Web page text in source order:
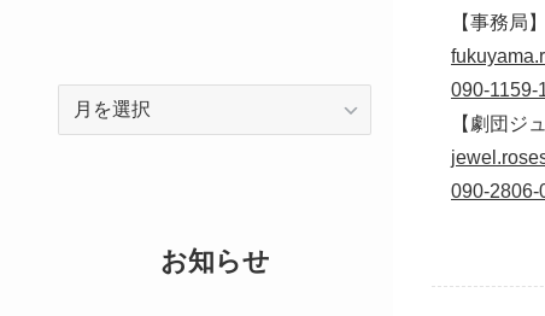
【事務局】
090-1159-
【劇団ジ
090-2806-
ー
お知らせ